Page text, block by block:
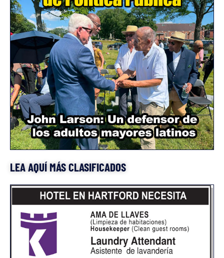
LEA AQUÍ MÁS CLASIFICADOS